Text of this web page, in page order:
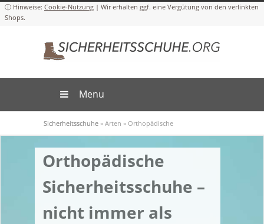
Cookie-Nutzung
Menu
Sicherheitsschuhe » Arten »
Orthopädische Sicherheitsschuhe
Orthopädische
Sicherheitsschuhe –
nicht immer als